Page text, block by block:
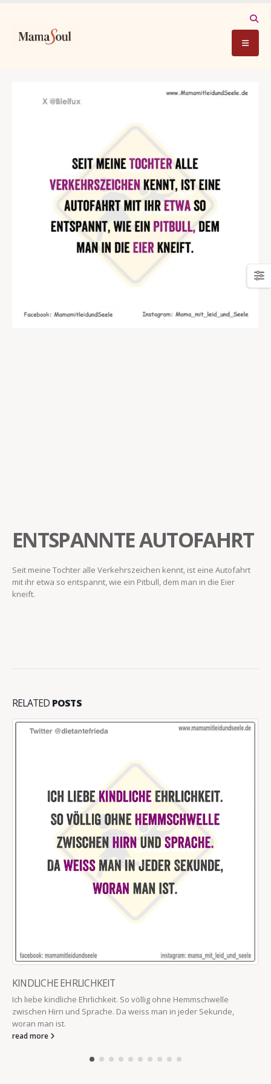
ENTSPANNTE AUTOFAHRT
Seit meine Tochter alle Verkehrszeichen kennt, ist eine Autofahrt
mit ihr etwa so entspannt, wie ein Pitbull, dem man in die Eier
kneift.
RELATED POSTS
KINDLICHE EHRLICHKEIT
Ich liebe kindliche Ehrlichkeit. So völlig ohne Hemmschwelle
zwischen Hirn und Sprache. Da weiss man in jeder Sekunde,
woran man ist.
read more